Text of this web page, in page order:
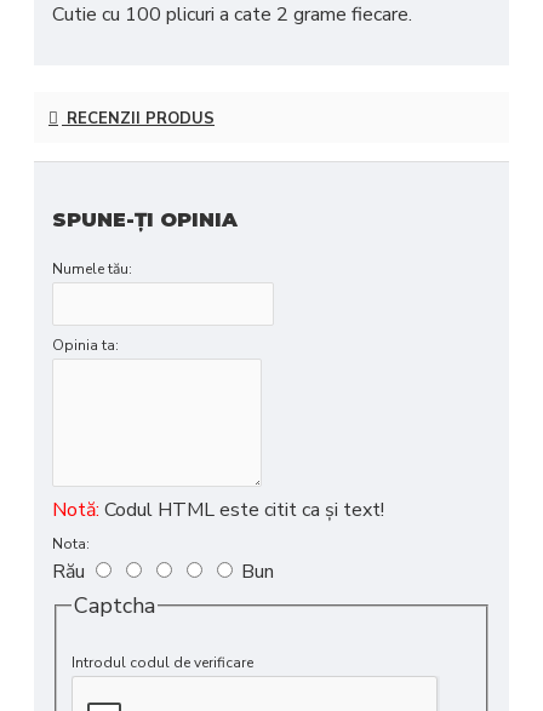
Cutie cu 100 plicuri a cate 2 grame fiecare.
RECENZII PRODUS
SPUNE-ŢI OPINIA
Numele tău:
Opinia ta:
Notă: Codul HTML este citit ca şi text!
Nota:
Rău Bun
Captcha
Introdul codul de verificare